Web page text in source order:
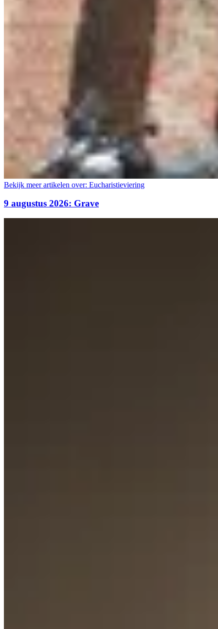
Bekijk meer artikelen over: Eucharistieviering
9 augustus 2026: Grave